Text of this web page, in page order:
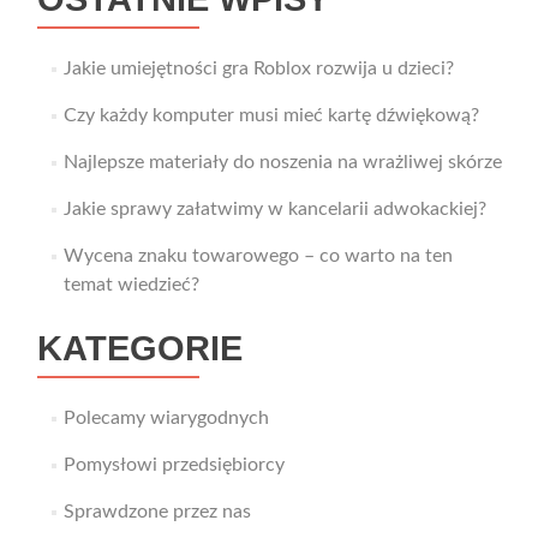
Jakie umiejętności gra Roblox rozwija u dzieci?
Czy każdy komputer musi mieć kartę dźwiękową?
Najlepsze materiały do noszenia na wrażliwej skórze
Jakie sprawy załatwimy w kancelarii adwokackiej?
Wycena znaku towarowego – co warto na ten
temat wiedzieć?
KATEGORIE
Polecamy wiarygodnych
Pomysłowi przedsiębiorcy
Sprawdzone przez nas